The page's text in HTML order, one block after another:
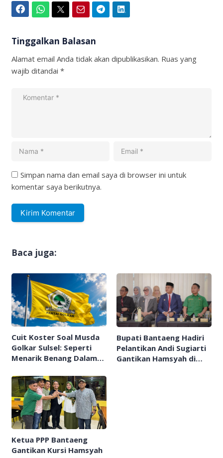
Tinggalkan Balasan
Alamat email Anda tidak akan dipublikasikan. Ruas yang
wajib ditandai *
Simpan nama dan email saya di browser ini untuk
komentar saya berikutnya.
Baca juga:
Cuit Koster Soal Musda
Golkar Sulsel: Seperti
Menarik Benang Dalam
Bupati Bantaeng Hadiri
Pelantikan Andi Sugiarti
Gantikan Hamsyah di
Ketua PPP Bantaeng
Gantikan Kursi Hamsyah